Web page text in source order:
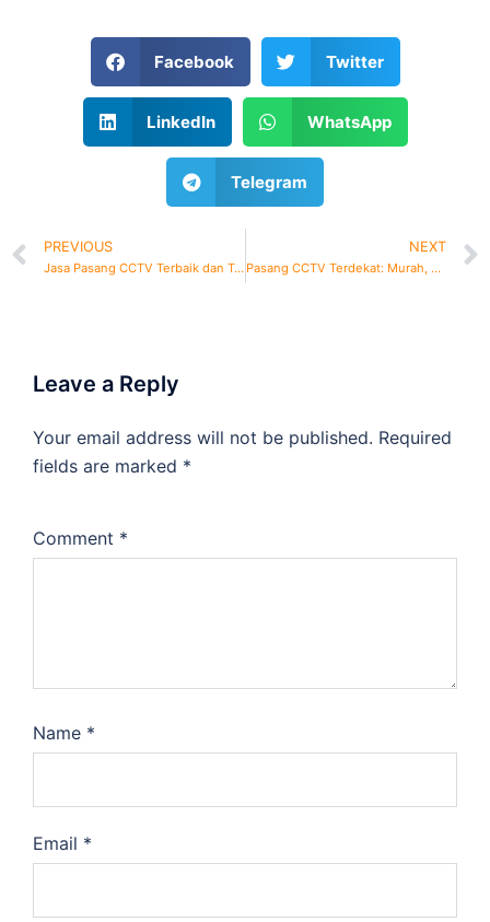
Facebook Twitter
LinkedIn WhatsApp
Telegram
PREVIOUS
Jasa Pasang CCTV Terbaik dan Terpercaya
NEXT
Pasang CCTV Terdekat: Murah, Berkualitas, dan Bergaransi.
Leave a Reply
Your email address will not be published. Required
fields are marked *
Comment *
Name *
Email *